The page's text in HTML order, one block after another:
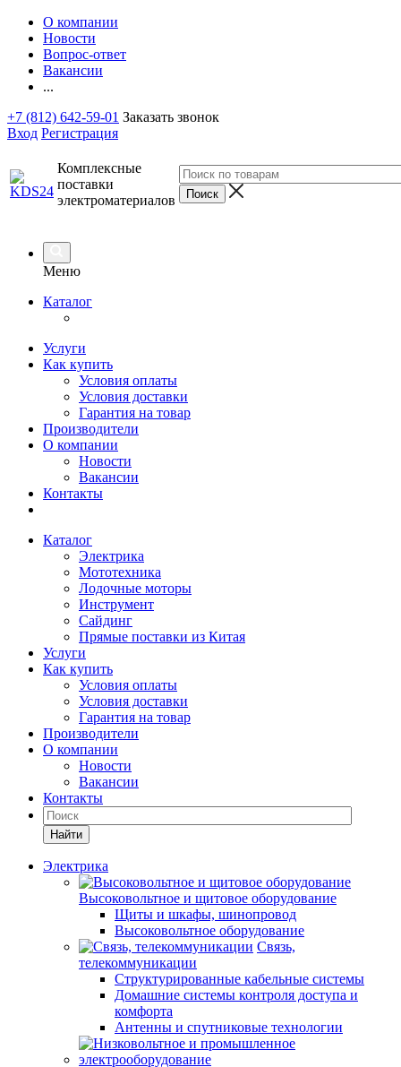
О компании
Новости
Вопрос-ответ
Вакансии
...
+7 (812) 642-59-01 Заказать звонок
Вход Регистрация
Комплексные
поставки
электроматериалов
Меню
Каталог
Услуги
Как купить
Условия оплаты
Условия доставки
Гарантия на товар
Производители
О компании
Новости
Вакансии
Контакты
Каталог
Электрика
Мототехника
Лодочные моторы
Инструмент
Сайдинг
Прямые поставки из Китая
Услуги
Как купить
Условия оплаты
Условия доставки
Гарантия на товар
Производители
О компании
Новости
Вакансии
Контакты
Найти
Электрика
Высоковольтное и щитовое оборудование
Щиты и шкафы, шинопровод
Высоковольтное оборудование
Связь,
телекоммуникации
Структурированные кабельные системы
Домашние системы контроля доступа и
комфорта
Антенны и спутниковые технологии